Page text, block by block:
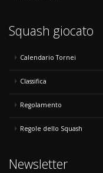
Squash giocato
Calendario Tornei
Classifica
Regolamento
Regole dello Squash
Newsletter